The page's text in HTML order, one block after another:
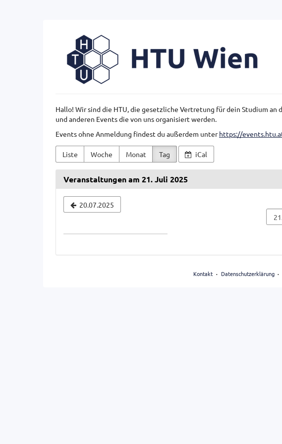
HTU
Wien
Hallo! Wir sind die HTU, die gesetzliche Vertretung für dein Studium
und anderen Events die von uns organisiert werden.
Events ohne Anmeldung findest du außerdem unterhttps://
Liste Woche Monat Tag iCal
Veranstaltungen am 21. Juli 2025
20.07.2025
Kontakt Datenschutzerklärung